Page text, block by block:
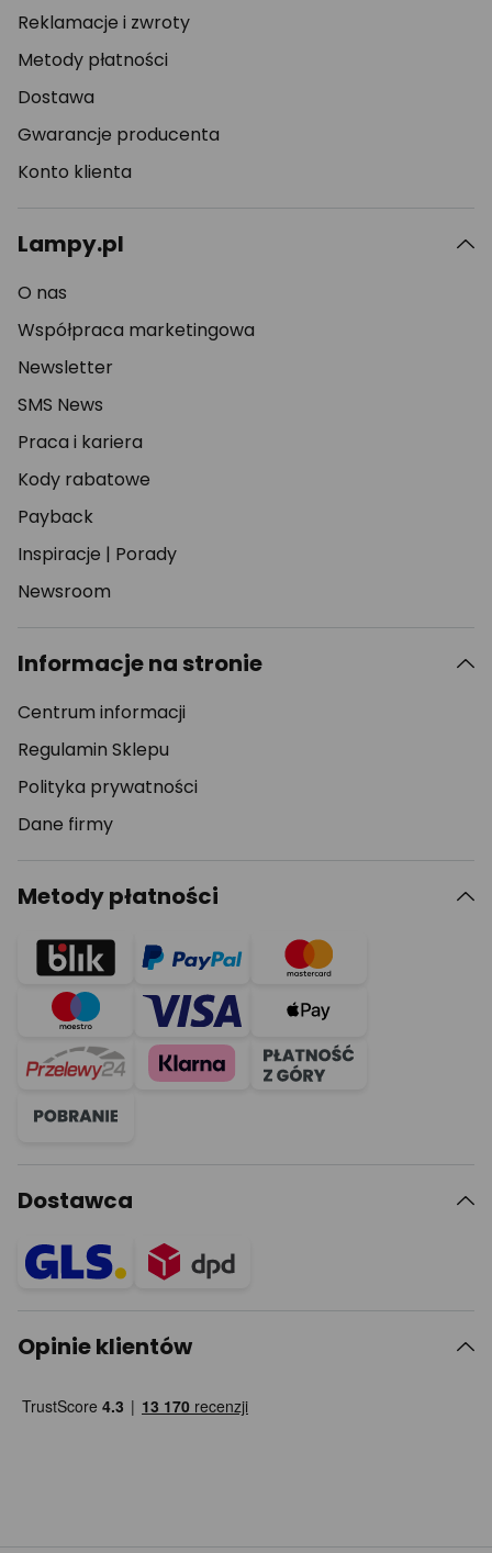
Reklamacje i zwroty
Metody płatności
Dostawa
Gwarancje producenta
Konto klienta
Lampy.pl
O nas
Współpraca marketingowa
Newsletter
SMS News
Praca i kariera
Kody rabatowe
Payback
Inspiracje | Porady
Newsroom
Informacje na stronie
Centrum informacji
Regulamin Sklepu
Polityka prywatności
Dane firmy
Metody płatności
Dostawca
Opinie klientów